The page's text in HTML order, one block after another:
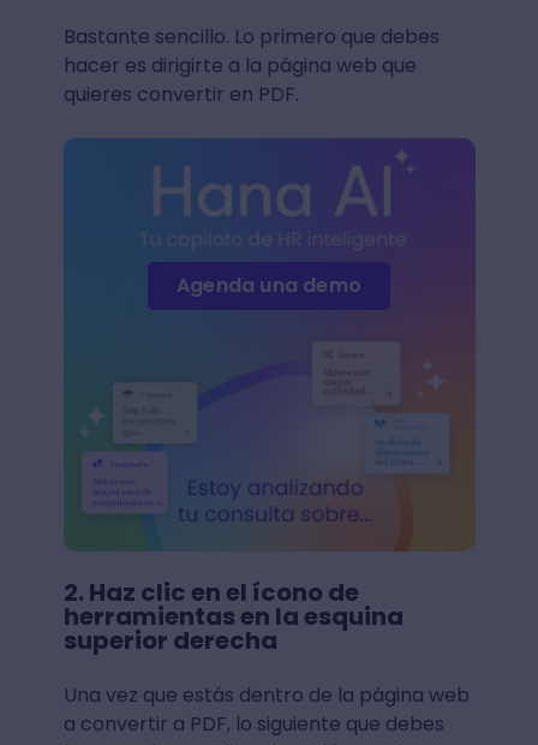
Bastante sencillo. Lo primero que debes
hacer es dirigirte a la página web que
quieres convertir en PDF.
Agenda una demo
2. Haz clic en el ícono de
herramientas en la esquina
superior derecha
Una vez que estás dentro de la página web
a convertir a PDF, lo siguiente que debes